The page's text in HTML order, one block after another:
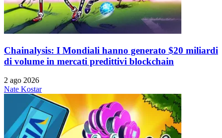
Chainalysis: I Mondiali hanno generato $20 miliardi
di volume in mercati predittivi blockchain
2 ago 2026
Nate Kostar